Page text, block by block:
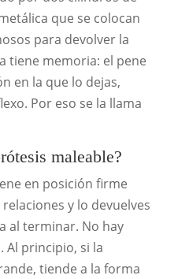
que se colocan
para devolver la
tiene memoria: el pene
en la que lo dejas,
Por eso se la llama
maleable?
en posición firme
y lo devuelves
al terminar. No hay
Al principio, si la
tiende a la forma